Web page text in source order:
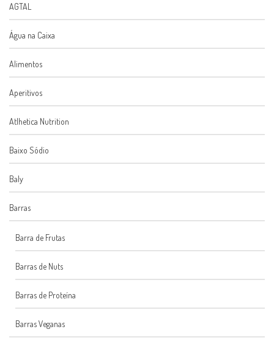
AGTAL
Água na Caixa
Alimentos
Aperitivos
Atlhetica Nutrition
Baixo Sódio
Baly
Barras
Barra de Frutas
Barras de Nuts
Barras de Proteína
Barras Veganas